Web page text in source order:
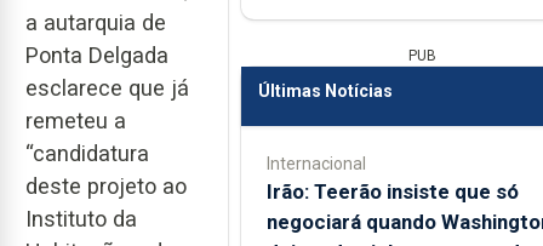
a autarquia de
Ponta Delgada
esclarece que já
remeteu a
“candidatura
deste projeto ao
Instituto da
PUB
Últimas Notícias
Internacional
Irão: Teerão insiste que só
negociará quando